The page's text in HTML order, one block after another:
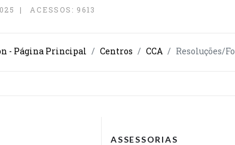
ACESSOS: 9613
- Página Principal Centros CCA Resoluções/
ASSESSORIAS